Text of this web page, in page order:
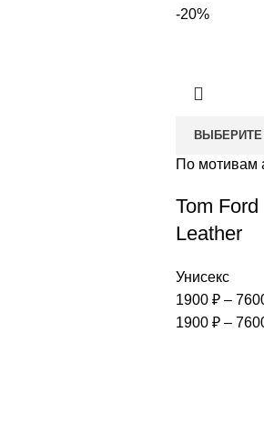
-20%
По мотивам
Tom
Leather
Унисекс
1900 ₽ –
1900 ₽ –